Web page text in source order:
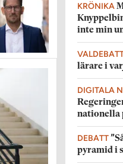
KRÖNIKA
inte min
lärare i
DIGITALA
nationella
DEBATT
pyramid i